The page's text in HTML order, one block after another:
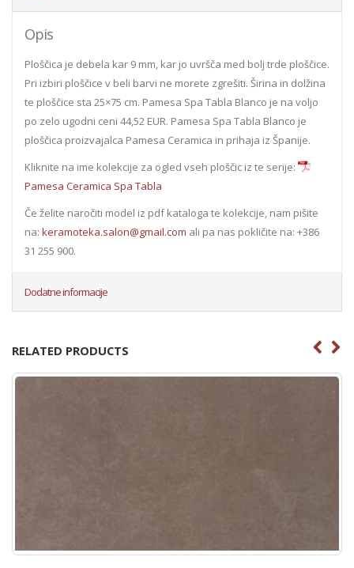
Opis
Ploščica je debela kar 9 mm, kar jo uvršča med bolj trde ploščice.
Pri izbiri ploščice v beli barvi ne morete zgrešiti. Širina in dolžina
te ploščice sta 25×75 cm. Pamesa Spa Tabla Blanco je na voljo
po zelo ugodni ceni 44,52 EUR. Pamesa Spa Tabla Blanco je
ploščica proizvajalca Pamesa Ceramica in prihaja iz Španije.
Kliknite na ime kolekcije za ogled vseh ploščic iz te serije:
Pamesa Ceramica Spa Tabla
Če želite naročiti model iz pdf kataloga te kolekcije, nam pišite
na: keramoteka.salon@gmail.com ali pa nas pokličite na: +386
31 255 900.
Dodatne informacije
RELATED PRODUCTS